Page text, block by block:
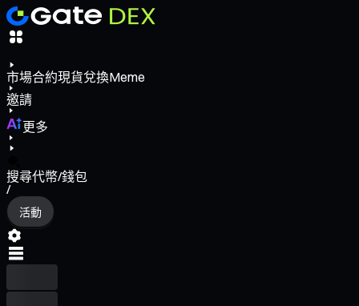
市場合約現貨兌換Meme
邀請
更多
搜尋代幣/錢包
/
活動